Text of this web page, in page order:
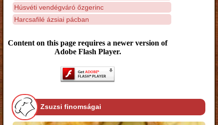
Húsvéti vendégváró őzgerinc
Harcsafilé ázsiai pácban
Content on this page requires a newer version of
Adobe Flash Player.
Zsuzsi finomságai